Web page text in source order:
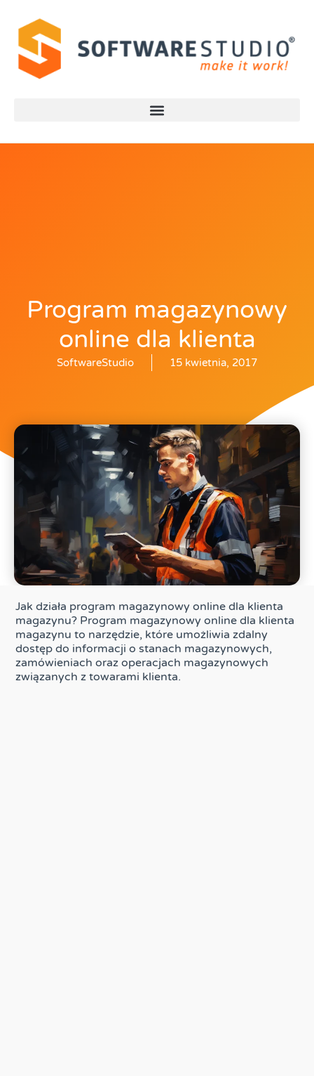
Program magazynowy
online dla klienta
SoftwareStudio 15 kwietnia, 2017
Jak działa program magazynowy online dla klienta
magazynu? Program magazynowy online dla klienta
magazynu to narzędzie, które umożliwia zdalny
dostęp do informacji o stanach magazynowych,
zamówieniach oraz operacjach magazynowych
związanych z towarami klienta.